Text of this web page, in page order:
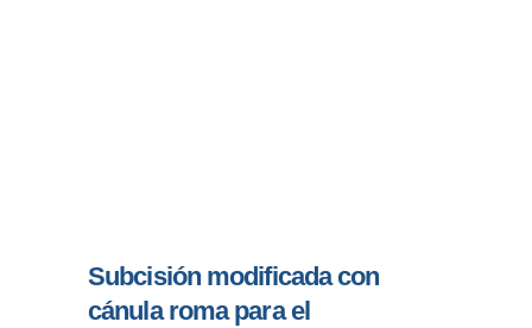
Subcisión modificada con
cánula roma para el